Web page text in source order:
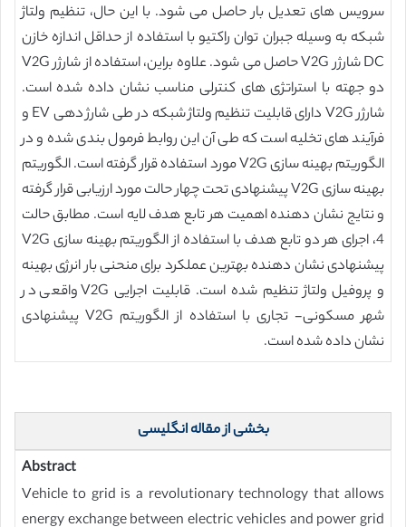
سرویس های تعدیل بار حاصل می شود. با این حال، تنظیم ولتاژ
شبکه به وسیله جبران توان راکتیو با استفاده از حداقل اندازه خازن
DC شارژر V2G حاصل می شود. علاوه براین، استفاده از شارژر V2G
دو جهته با استراتژی های کنترلی مناسب نشان داده شده است.
شارژر V2G دارای قابلیت تنظیم ولتاژ شبکه در طی شارژ دهی EV و
فرآیند های تخلیه است که طی آن این روابط فرمول بندی شده و در
الگوریتم بهینه سازی V2G مورد استفاده قرار گرفته است. الگوریتم
بهینه سازی V2G پیشنهادی تحت چهار حالت مورد ارزیابی قرار گرفته
و نتایج نشان دهنده اهمیت هر تابع هدف لایه است. مطابق حالت
4، اجرای هر دو تابع هدف با استفاده از الگوریتم بهینه سازی V2G
پیشنهادی نشان دهنده بهترین عملکرد برای منحنی بار انرژی بهینه
و پروفیل ولتاژ تنظیم شده است. قابلیت اجرایی V2G واقعی در
شهر مسکونی- تجاری با استفاده از الگوریتم V2G پیشنهادی
نشان داده شده است.
بخشی از مقاله انگلیسی
Abstract
Vehicle to grid is a revolutionary technology that allows
energy exchange between electric vehicles and power grid